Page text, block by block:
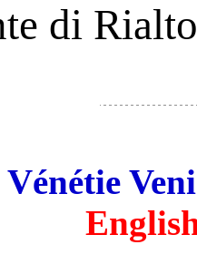
di Rialto
Vénétie